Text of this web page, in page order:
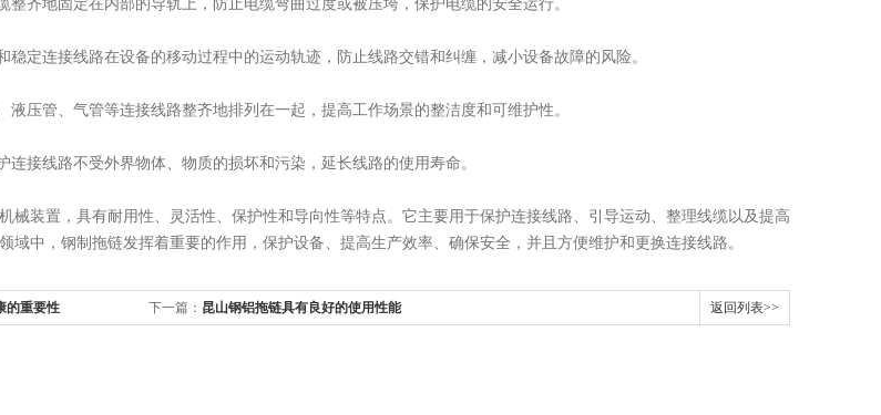
齐地固定在内部的导轨上，防止电缆弯曲过度或被压垮，保护电缆的安全运行。
定连接线路在设备的移动过程中的运动轨迹，防止线路交错和纠缠，减小设备故障的风险。
压管、气管等连接线路整齐地排列在一起，提高工作场景的整洁度和可维护性。
接线路不受外界物体、物质的损坏和污染，延长线路的使用寿命。
装置，具有耐用性、灵活性、保护性和导向性等特点。它主要用于保护连接线路、引导运动、整理线缆以及提高
域中，钢制拖链发挥着重要的作用，保护设备、提高生产效率、确保安全，并且方便维护和更换连接线路。
的重要性 下一篇： 昆山钢铝拖链具有良好的使用性能 返回列表>>